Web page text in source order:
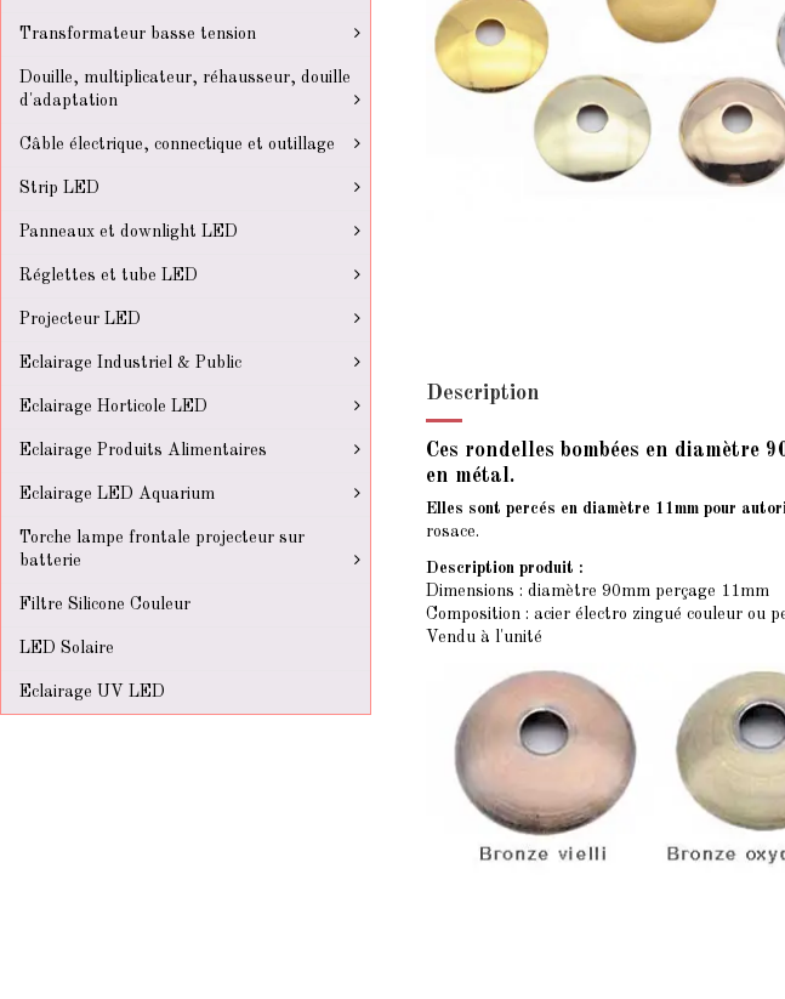
Description
Ces rondelles bombées en
en métal.
Elles sont percés en diamètre 11mm pour
rosace.
Description produit :
Dimensions : diamètre 90mm perçage 11mm
Composition : acier électro zingué couleur ou
Vendu à l'unité
Transformateur basse tension
Douille, multiplicateur, réhausseur, douille
d'adaptation
Câble électrique, connectique et outillage
Strip LED
Panneaux et downlight LED
Réglettes et tube LED
Projecteur LED
Eclairage Industriel & Public
Eclairage Horticole LED
Eclairage Produits Alimentaires
Eclairage LED Aquarium
Torche lampe frontale projecteur sur
batterie
Filtre Silicone Couleur
LED Solaire
Eclairage UV LED